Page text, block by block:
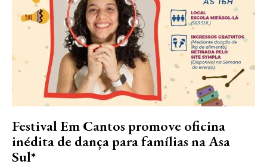
Festival Em Cantos promove oficina
inédita de dança para famílias na Asa
Sul*